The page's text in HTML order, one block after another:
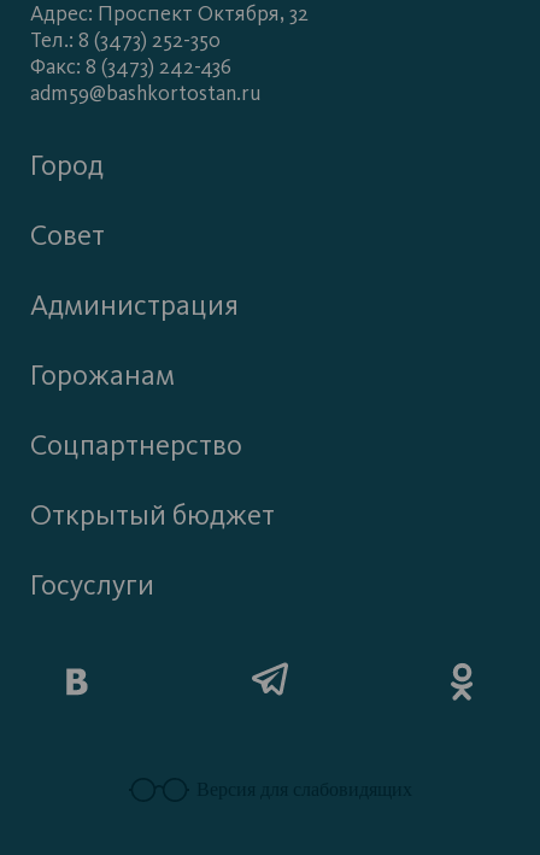
Адрес: Проспект Октября, 32
Тел.: 8 (3473) 252-350
Факс: 8 (3473) 242-436
adm59@bashkortostan.ru
Город
Совет
Администрация
Горожанам
Соцпартнерство
Открытый бюджет
Госуслуги